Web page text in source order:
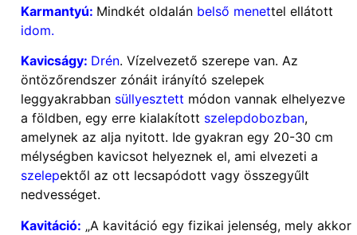
Karmantyú: Mindkét oldalán belső menettel ellátott
idom.
Kavicságy: Drén. Vízelvezető szerepe van. Az
öntözőrendszer zónáit irányító szelepek
leggyakrabban süllyesztett módon vannak elhelyezve
a földben, egy erre kialakított szelepdobozban,
amelynek az alja nyitott. Ide gyakran egy 20-30 cm
mélységben kavicsot helyeznek el, ami elvezeti a
szelepektől az ott lecsapódott vagy összegyűlt
nedvességet.
Kavitáció: „A kavitáció egy fizikai jelenség, mely akkor